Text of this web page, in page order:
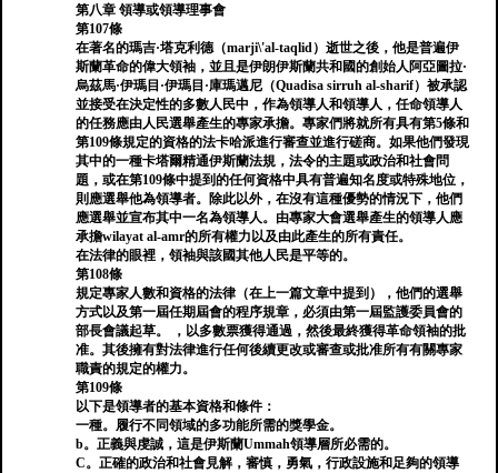
第八章 領導或領導理事會
第107條
在著名的瑪吉·塔克利德（marji\'al-taqlid）逝世之後，他是普遍伊
斯蘭革命的偉大領袖，並且是伊朗伊斯蘭共和國的創始人阿亞圖拉·
烏茲馬·伊瑪目·伊瑪目·庫瑪邁尼（Quadisa sirruh al-sharif）被承認
並接受在決定性的多數人民中，作為領導人和領導人，任命領導人
的任務應由人民選舉產生的專家承擔。專家們將就所有具有第5條和
第109條規定的資格的法卡哈派進行審查並進行磋商。如果他們發現
其中的一種卡塔爾精通伊斯蘭法規，法令的主題或政治和社會問
題，或在第109條中提到的任何資格中具有普遍知名度或特殊地位，
則應選舉他為領導者。除此以外，在沒有這種優勢的情況下，他們
應選舉並宣布其中一名為領導人。由專家大會選舉產生的領導人應
承擔wilayat al-amr的所有權力以及由此產生的所有責任。
在法律的眼裡，領袖與該國其他人民是平等的。
第108條
規定專家人數和資格的法律（在上一篇文章中提到），他們的選舉
方式以及第一屆任期屆會的程序規章，必須由第一屆監護委員會的
部長會議起草。 ，以多數票獲得通過，然後最終獲得革命領袖的批
准。其後擁有對法律進行任何後續更改或審查或批准所有有關專家
職責的規定的權力。
第109條
以下是領導者的基本資格和條件：
一種。履行不同領域的多功能所需的獎學金。
b。正義與虔誠，這是伊斯蘭Ummah領導層所必需的。
C。正確的政治和社會見解，審慎，勇氣，行政設施和足夠的領導